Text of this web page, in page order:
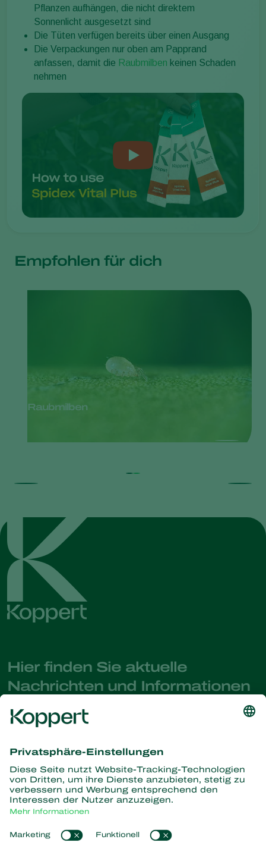
Pflanzen aufhängen, die nicht direktem
Sonnenlicht ausgesetzt sind
Die Tüten verfügen bereits über einen Ausgang
Die Verpackungen nur oben am Papprand
anfassen, damit die Raubmilben keinen Schaden
nehmen
Empfohlen für dich
Raubmilben
Hier finden Sie aktuelle
Nachrichten und Informationen
Melden Sie sich hier an
Partners with Nature
Raubmilben
Räuber
Parasitische Wespen
Nützliche Mikroorganismen
Über Koppert
Über Koppert
Arbeiten bei Koppert